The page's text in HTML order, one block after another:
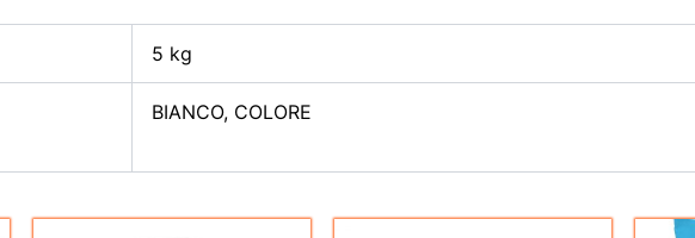
5 kg
BIANCO, COLORE